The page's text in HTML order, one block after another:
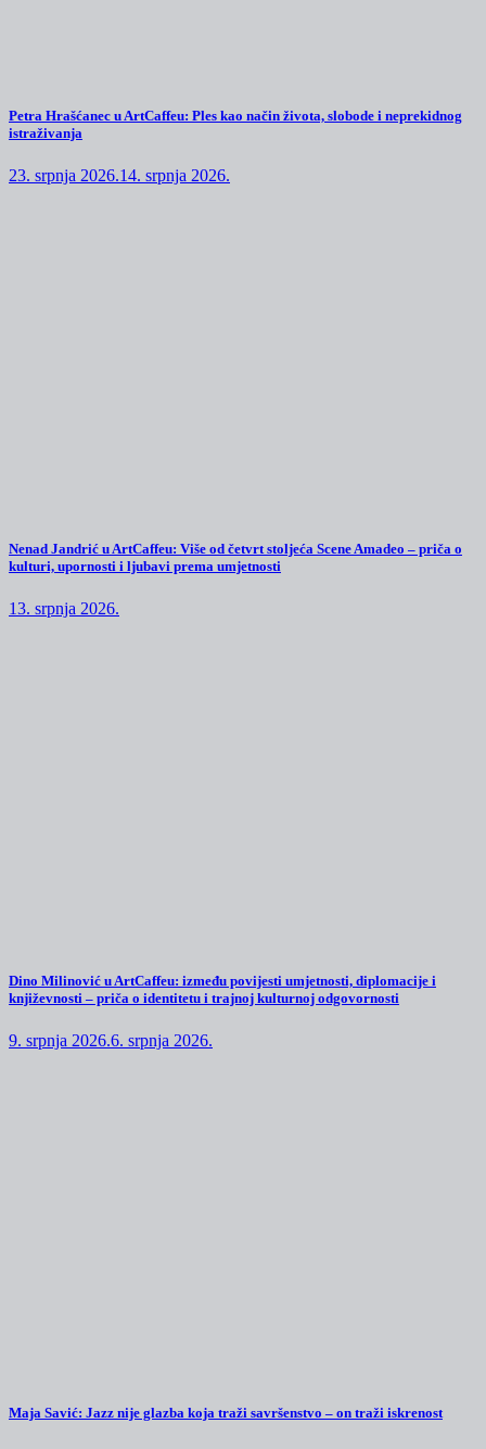
Petra Hrašćanec u ArtCaffeu: Ples kao način života, slobode i neprekidnog
istraživanja
23. srpnja 2026.14. srpnja 2026.
Nenad Jandrić u ArtCaffeu: Više od četvrt stoljeća Scene Amadeo – priča o
kulturi, upornosti i ljubavi prema umjetnosti
13. srpnja 2026.
Dino Milinović u ArtCaffeu: između povijesti umjetnosti, diplomacije i
književnosti – priča o identitetu i trajnoj kulturnoj odgovornosti
9. srpnja 2026.6. srpnja 2026.
Maja Savić: Jazz nije glazba koja traži savršenstvo – on traži iskrenost